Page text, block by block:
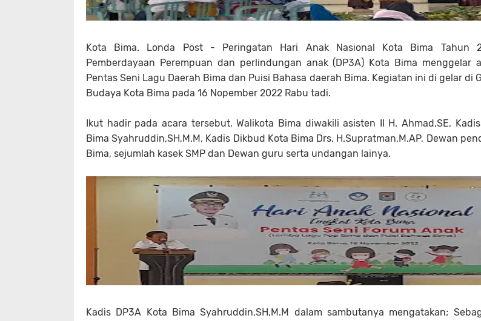
Kota Bima. Londa Post - Peringatan Hari Anak Nasional Kota Bima Tahun
Pemberdayaan Perempuan dan perlindungan anak (DP3A) Kota Bima menggelar
Pentas Seni Lagu Daerah Bima dan Puisi Bahasa daerah Bima. Kegiatan ini di gelar di
Budaya Kota Bima pada 16 Nopember 2022 Rabu tadi.
Ikut hadir pada acara tersebut, Walikota Bima diwakili asisten II H. Ahmad,SE,
Bima Syahruddin,SH,M.M, Kadis Dikbud Kota Bima Drs. H.Supratman,M.AP, Dewan
Bima, sejumlah kasek SMP dan Dewan guru serta undangan lainya.
Kadis DP3A Kota Bima Syahruddin,SH,M.M dalam sambutanya mengatakan;